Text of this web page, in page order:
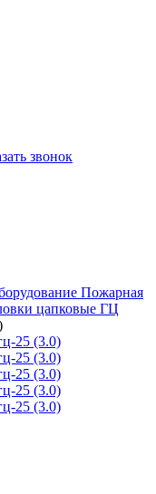
звонок
Пожарная
цапковые ГЦ